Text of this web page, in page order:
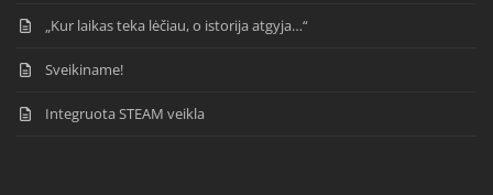
„Kur laikas teka lėčiau, o istorija atgyja…“
Sveikiname!
Integruota STEAM veikla